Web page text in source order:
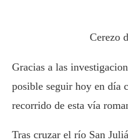
Cerezo
Gracias a las
posible seguir hoy en día
recorrido de esta vía
Tras cruzar el río San